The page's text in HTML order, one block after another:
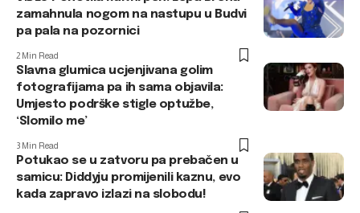
zamahnula nogom na nastupu u Budvi
pa pala na pozornici
2 Min Read
Slavna glumica ucjenjivana golim
fotografijama pa ih sama objavila:
Umjesto podrške stigle optužbe,
‘Slomilo me’
3 Min Read
Potukao se u zatvoru pa prebačen u
samicu: Diddyju promijenili kaznu, evo
kada zapravo izlazi na slobodu!